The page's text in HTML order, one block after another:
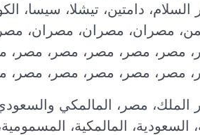
دامتين، تيشلا، سيسا،
مصران، مصران، مصران،
مصر، مصر، مصر، مصر، مصر،
مصر، مصر، مصر، مصر، مصر،
الملك، مصر، المالمكي
السعودية، المالمكية،